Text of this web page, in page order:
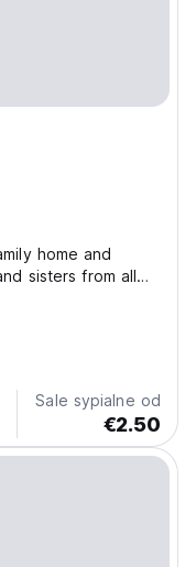
home and
sisters from all
you are . May
Cozy family run
Sale sypialne od
€2.50